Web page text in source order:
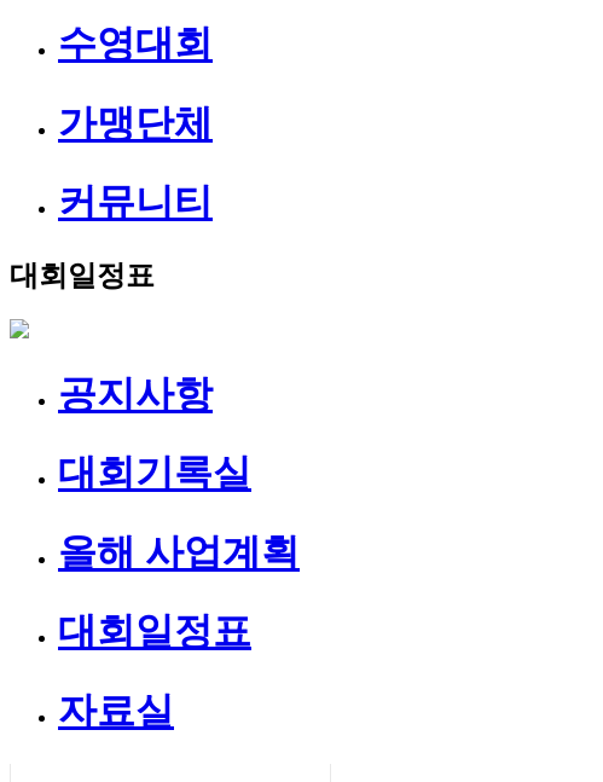
수영대회
가맹단체
커뮤니티
대회일정표
공지사항
대회기록실
올해 사업계획
대회일정표
자료실